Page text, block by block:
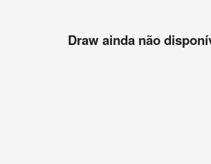
Draw ainda não